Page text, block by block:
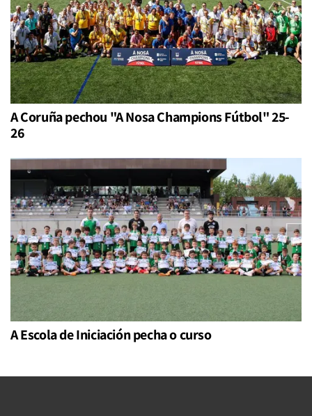
A Coruña pechou "A Nosa Champions Fútbol" 25-
26
A Escola de Iniciación pecha o curso